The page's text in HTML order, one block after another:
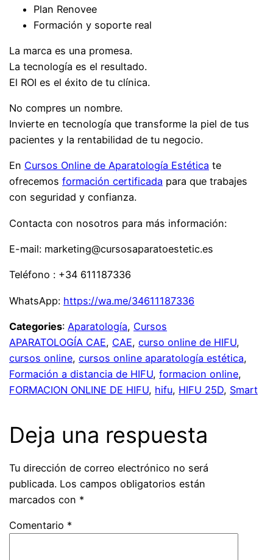
Plan Renovee
Formación y soporte real
La marca es una promesa.
La tecnología es el resultado.
El ROI es el éxito de tu clínica.
No compres un nombre.
Invierte en tecnología que transforme la piel de tus
pacientes y la rentabilidad de tu negocio.
En Cursos Online de Aparatología Estética te
ofrecemosformación certificada para que trabajes
con seguridad y confianza.
Contacta con nosotros para más información:
E-mail: marketing@cursosaparatoestetic.es
Teléfono : +34 611187336
WhatsApp: https://wa.me/34611187336
Categories: Aparatología, Cursos
APARATOLOGÍA CAE, CAE, curso online de HIFU
cursos online, cursos online aparatología estética
Formación a distancia de HIFU, formacion online
FORMACION ONLINE DE HIFU, hifu, HIFU 25D, Smart
Deja una respuesta
Tu dirección de correo electrónico no será
publicada. Los campos obligatorios están
marcados con *
Comentario *